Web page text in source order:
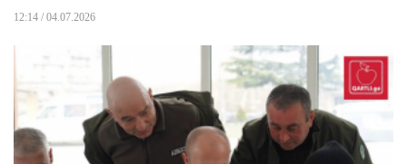
12:14 / 04.07.2026